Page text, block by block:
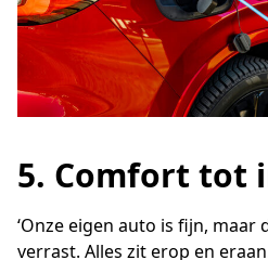
5. Comfort tot
‘Onze eigen auto is fijn, maar
verrast. Alles zit erop en